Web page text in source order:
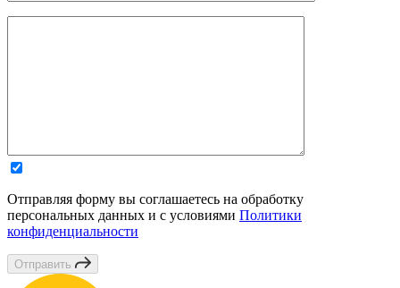
Отправляя форму вы соглашаетесь на обработку
персональных данных и с условиями Политики
конфиденциальности
Отправить